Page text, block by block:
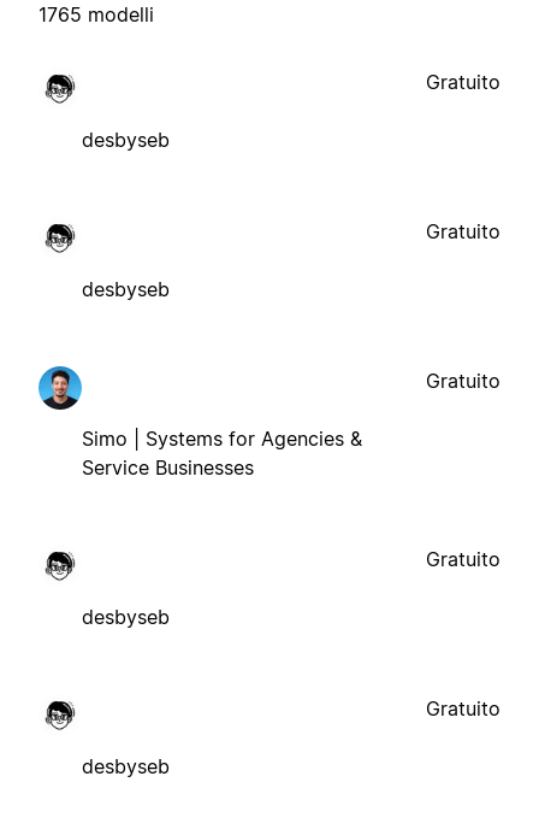
1765 modelli
desbyseb
Gratuito
desbyseb
Gratuito
Simo | Systems for Agencies &
Service Businesses
Gratuito
desbyseb
Gratuito
desbyseb
Gratuito